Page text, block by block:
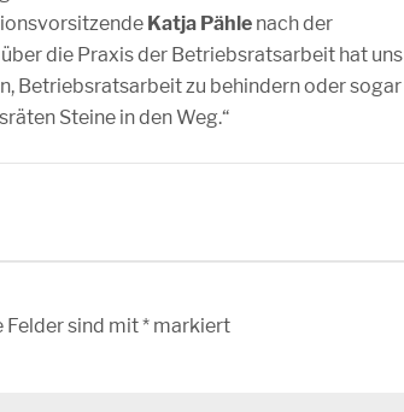
Katja Pähle nach der
die Praxis der Betriebsratsarbeit hat uns
Betriebsratsarbeit zu behindern oder sogar
Steine in den Weg.“
Felder sind mit* markiert